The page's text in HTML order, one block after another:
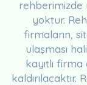
rehberimizde
yoktur.
firmaların,
ulaşması
kayıtlı